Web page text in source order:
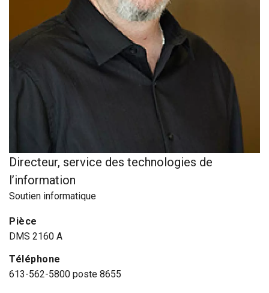
Directeur, service des technologies de
l’information
Soutien informatique
Pièce
DMS 2160 A
Téléphone
613-562-5800 poste 8655